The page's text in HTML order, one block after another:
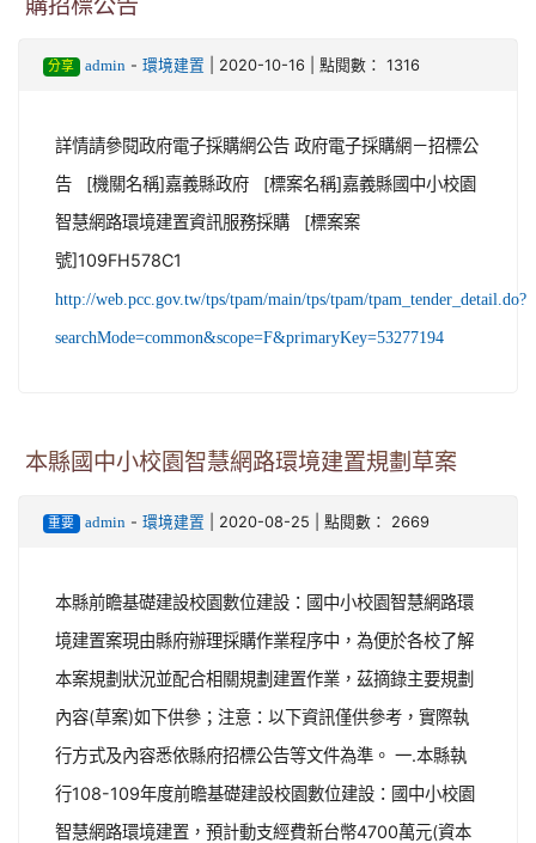
購招標公告
分享 admin- 環境建置 | 2020-10-16 | 點閱數： 1316
詳情請參閱政府電子採購網公告 政府電子採購網－招標公
告 [機關名稱]嘉義縣政府 [標案名稱]嘉義縣國中小校園
智慧網路環境建置資訊服務採購 [標案案
號]109FH578C1
http://web.pcc.gov.tw/tps/tpam/main/tps/tpam/tpam_tender_detail.do?
searchMode=common&scope=F&primaryKey=53277194
本縣國中小校園智慧網路環境建置規劃草案
重要 admin- 環境建置 | 2020-08-25 | 點閱數： 2669
本縣前瞻基礎建設校園數位建設：國中小校園智慧網路環
境建置案現由縣府辦理採購作業程序中，為便於各校了解
本案規劃狀況並配合相關規劃建置作業，茲摘錄主要規劃
內容(草案)如下供參；注意：以下資訊僅供參考，實際執
行方式及內容悉依縣府招標公告等文件為準。 一.本縣執
行108-109年度前瞻基礎建設校園數位建設：國中小校園
智慧網路環境建置，預計動支經費新台幣4700萬元(資本